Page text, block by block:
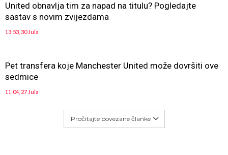
United obnavlja tim za napad na titulu? Pogledajte
sastav s novim zvijezdama
13:53, 30 Jula
Pet transfera koje Manchester United može dovršiti ove
sedmice
11:04, 27 Jula
Pročitajte povezane članke